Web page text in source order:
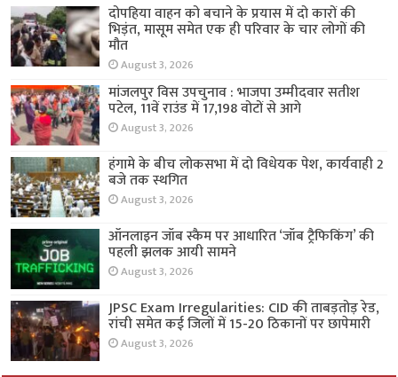
दोपहिया वाहन को बचाने के प्रयास में दो कारों की
भिड़ंत, मासूम समेत एक ही परिवार के चार लोगों की
मौत
August 3, 2026
मांजलपुर विस उपचुनाव : भाजपा उम्मीदवार सतीश
पटेल, 11वें राउंड में 17,198 वोटों से आगे
August 3, 2026
हंगामे के बीच लोकसभा में दो विधेयक पेश, कार्यवाही 2
बजे तक स्थगित
August 3, 2026
ऑनलाइन जॉब स्कैम पर आधारित ‘जॉब ट्रैफिकिंग’ की
पहली झलक आयी सामने
August 3, 2026
JPSC Exam Irregularities: CID की ताबड़तोड़ रेड,
रांची समेत कई जिलों में 15-20 ठिकानों पर छापेमारी
August 3, 2026